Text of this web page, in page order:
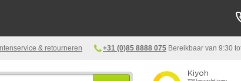
+31 (0)85 8888 075 Bereikbaar van 9:30
& retourneren